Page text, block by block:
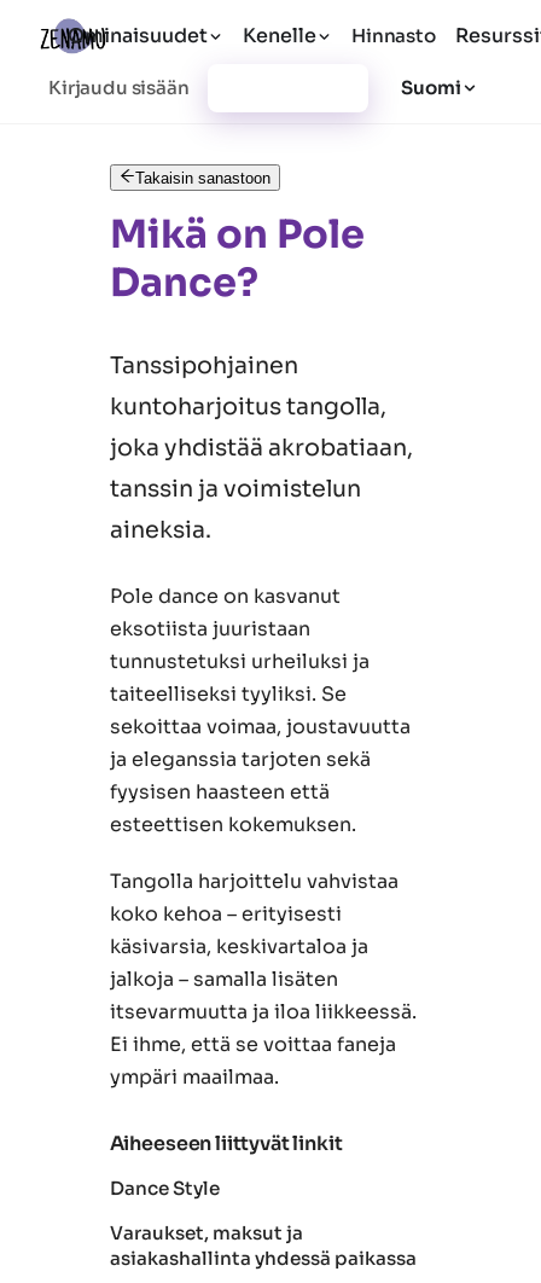
Ominaisuudet Kenelle Hinnasto
Kirjaudu sisään Suomi
Takaisin sanastoon
Mikä on Pole
Dance?
Tanssipohjainen
kuntoharjoitus tangolla,
joka yhdistää akrobatiaan,
tanssin ja voimistelun
aineksia.
Pole dance on kasvanut
eksotiista juuristaan
tunnustetuksi urheiluksi ja
taiteelliseksi tyyliksi. Se
sekoittaa voimaa, joustavuutta
ja eleganssia tarjoten sekä
fyysisen haasteen että
esteettisen kokemuksen.
Tangolla harjoittelu vahvistaa
koko kehoa – erityisesti
käsivarsia, keskivartaloa ja
jalkoja – samalla lisäten
itsevarmuutta ja iloa liikkeessä.
Ei ihme, että se voittaa faneja
ympäri maailmaa.
Aiheeseen liittyvät linkit
Dance Style
Varaukset, maksut ja
asiakashallinta yhdessä paikassa